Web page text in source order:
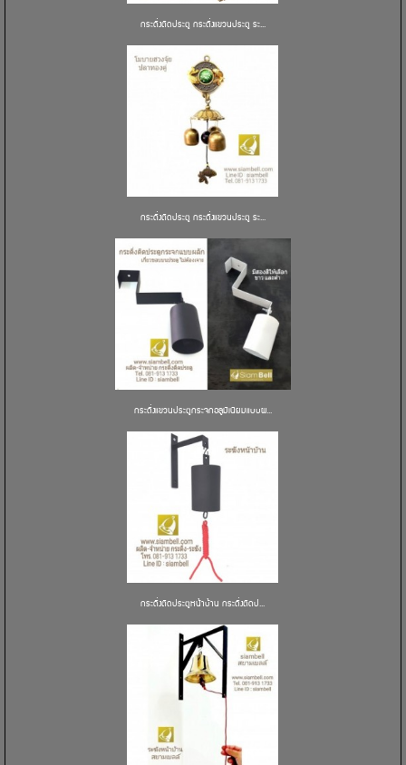
กระดิ่งติดประตู กระดิ่งแขวนประตู ระ...
กระดิ่งติดประตู กระดิ่งแขวนประตู ระ...
กระดิ่งแขวนประตูกระจกอลูมิเนียมแบบผ...
กระดิ่งติดประตูหน้าบ้าน กระดิ่งติดป...